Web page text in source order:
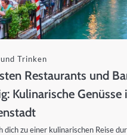
Trinken
Restaurants und
Kulinarische Genüsse
dich zu einer kulinarischen Reise